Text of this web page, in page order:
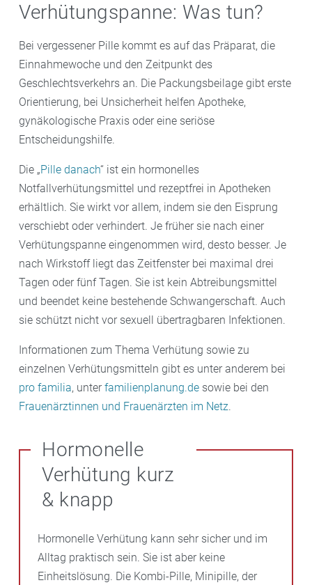
Verhütungspanne: Was tun?
Bei vergessener Pille kommt es auf das Präparat, die
Einnahmewoche und den Zeitpunkt des
Geschlechtsverkehrs an. Die Packungsbeilage gibt erste
Orientierung, bei Unsicherheit helfen Apotheke,
gynäkologische Praxis oder eine seriöse
Entscheidungshilfe.
Die „Pille danach“ ist ein hormonelles
Notfallverhütungsmittel und rezeptfrei in Apotheken
erhältlich. Sie wirkt vor allem, indem sie den Eisprung
verschiebt oder verhindert. Je früher sie nach einer
Verhütungspanne eingenommen wird, desto besser. Je
nach Wirkstoff liegt das Zeitfenster bei maximal drei
Tagen oder fünf Tagen. Sie ist kein Abtreibungsmittel
und beendet keine bestehende Schwangerschaft. Auch
sie schützt nicht vor sexuell übertragbaren Infektionen.
Informationen zum Thema Verhütung sowie zu
einzelnen Verhütungsmitteln gibt es unter anderem bei
pro familia, unter familienplanung.de sowie bei den
Frauenärztinnen und Frauenärzten im Netz.
Hormonelle
Verhütung kurz
& knapp
Hormonelle Verhütung kann sehr sicher und im
Alltag praktisch sein. Sie ist aber keine
Einheitslösung. Die Kombi-Pille, Minipille, der